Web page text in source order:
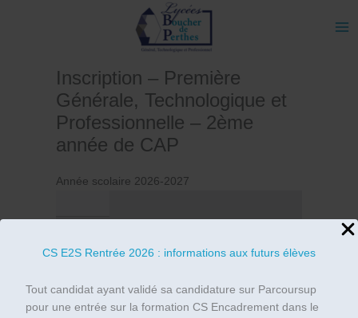
CS E2S Rentrée 2026 : informations aux futurs élèves
Tout candidat ayant validé sa candidature sur Parcoursup
pour une entrée sur la formation CS Encadrement dans le
Inscription – Première
Générale, Technologique et
Professionnelle – 2ème
année de CAP
Année scolaire 2026-2027